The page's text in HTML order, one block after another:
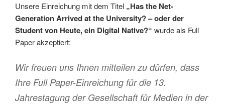
Unsere Einreichung mit dem Titel „Has the Net-
Generation Arrived at the University? – oder der
Student von Heute, ein Digital Native?“ wurde als Full
Paper akzeptiert:
Wir freuen uns Ihnen mitteilen zu dürfen, dass
Ihre Full Paper-Einreichung für die 13.
Jahrestagung der Gesellschaft für Medien in der